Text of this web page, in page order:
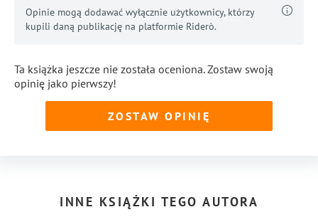
Opinie mogą dodawać wyłącznie użytkownicy, którzy
kupili daną publikację na platformie Riderò.
Ta książka jeszcze nie została oceniona. Zostaw swoją
opinię jako pierwszy!
ZOSTAW OPINIĘ
INNE KSIĄŻKI TEGO AUTORA